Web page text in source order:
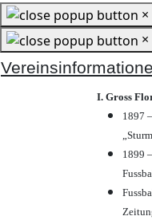
×
×
I. Gross
1897
1899